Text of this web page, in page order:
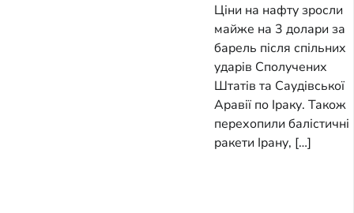
Ціни на нафту зросли
майже на 3 долари за
барель після спільних
ударів Сполучених
Штатів та Саудівської
Аравії по Іраку. Також
перехопили балістичні
ракети Ірану, […]